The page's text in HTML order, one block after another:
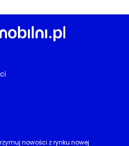
nowości z rynku nowej